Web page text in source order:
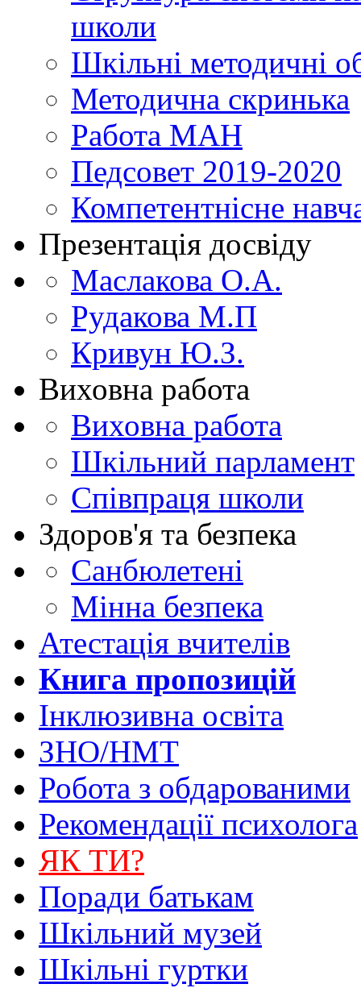
школи
Шкільні методичні
Методична скринька
Работа МАН
Педсовет 2019-2020
Компетентнісне
Презентація досвіду
Маслакова О.А.
Рудакова М.П
Кривун Ю.З.
Виховна работа
Виховна работа
Шкільний парламент
Співпраця школи
Здоров'я та безпека
Санбюлетені
Мінна безпека
Атестація вчителів
Книга пропозицій
Інклюзивна освіта
ЗНО/НМТ
Робота з обдарованими
Рекомендації психолога
ЯК ТИ?
Поради батькам
Шкільний музей
Шкільні гуртки